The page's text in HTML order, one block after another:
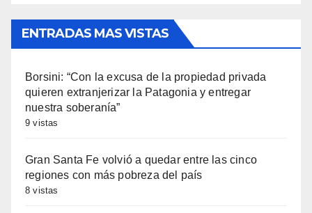
ENTRADAS MAS VISTAS
Borsini: “Con la excusa de la propiedad privada
quieren extranjerizar la Patagonia y entregar
nuestra soberanía”
9 vistas
Gran Santa Fe volvió a quedar entre las cinco
regiones con más pobreza del país
8 vistas